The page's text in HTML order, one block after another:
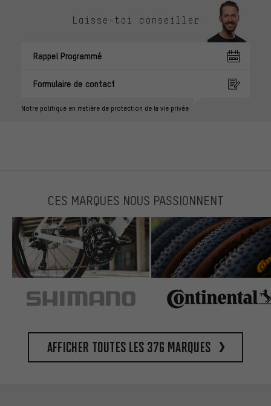
Laisse-toi conseiller
Rappel Programmé
Formulaire de contact
Notre politique en matière de protection de la vie privée
CES MARQUES NOUS PASSIONNENT
Afficher toutes les 376 marques